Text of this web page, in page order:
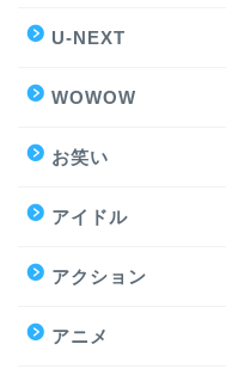
U-NEXT
WOWOW
お笑い
アイドル
アクション
アニメ